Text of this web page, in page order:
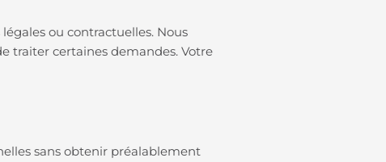
ou contractuelles. Nous
traiter certaines demandes. Votre
sans obtenir préalablement